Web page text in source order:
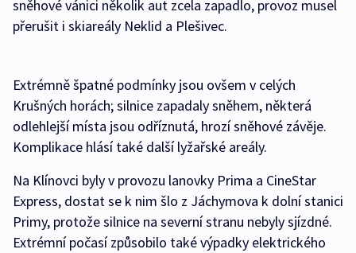
sněhové vánici několik aut zcela zapadlo, provoz musel
přerušit i skiareály Neklid a Plešivec.
Extrémně špatné podmínky jsou ovšem v celých
Krušných horách; silnice zapadaly sněhem, některá
odlehlejší místa jsou odříznutá, hrozí sněhové závěje.
Komplikace hlásí také další lyžařské areály.
Na Klínovci byly v provozu lanovky Prima a CineStar
Express, dostat se k nim šlo z Jáchymova k dolní stanici
Primy, protože silnice na severní stranu nebyly sjízdné.
Extrémní počasí způsobilo také výpadky elektrického